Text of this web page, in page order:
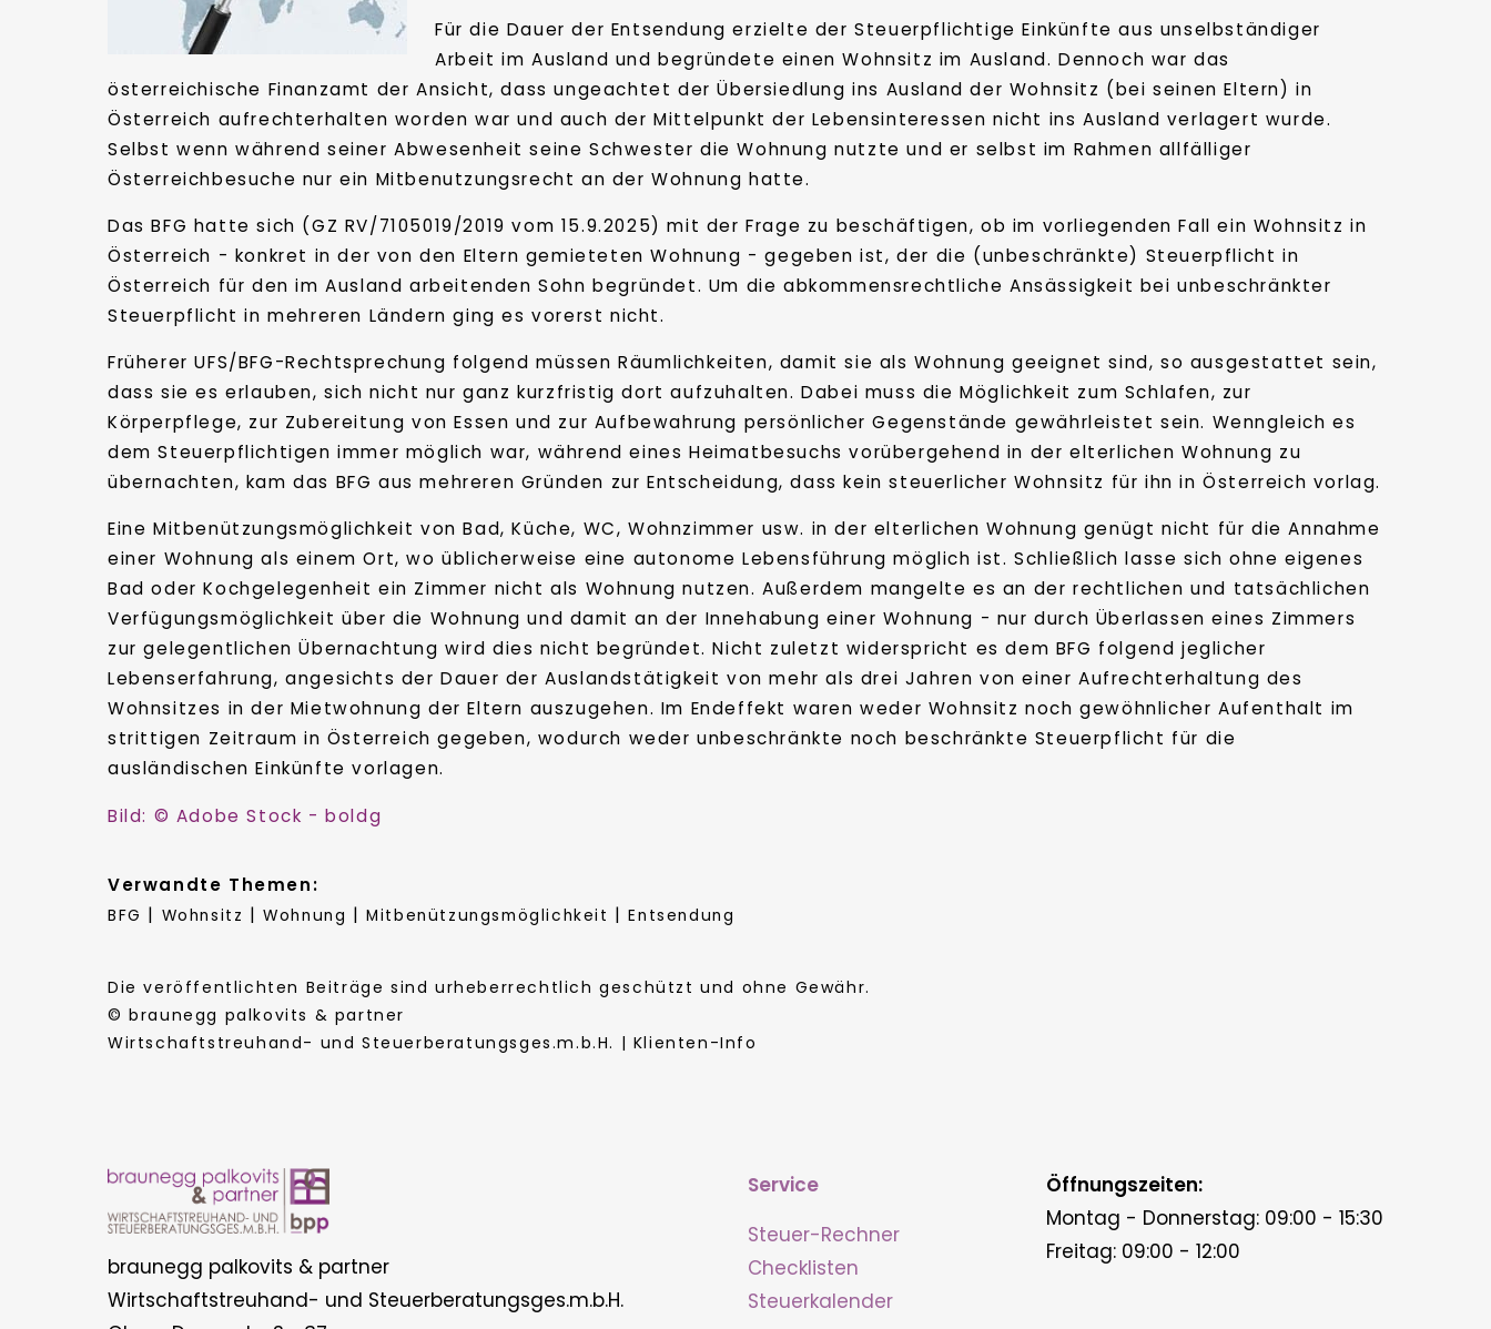
Für die Dauer der Entsendung erzielte der Steuerpflichtige Einkünfte aus unselbständiger
Arbeit im Ausland und begründete einen Wohnsitz im Ausland. Dennoch war das
österreichische Finanzamt der Ansicht, dass ungeachtet der Übersiedlung ins Ausland der Wohnsitz (bei seinen Eltern) in
Österreich aufrechterhalten worden war und auch der Mittelpunkt der Lebensinteressen nicht ins Ausland verlagert wurde.
Selbst wenn während seiner Abwesenheit seine Schwester die Wohnung nutzte und er selbst im Rahmen allfälliger
Österreichbesuche nur ein Mitbenutzungsrecht an der Wohnung hatte.
Das BFG hatte sich (GZ RV/7105019/2019 vom 15.9.2025) mit der Frage zu beschäftigen, ob im vorliegenden Fall ein Wohnsitz in
Österreich - konkret in der von den Eltern gemieteten Wohnung - gegeben ist, der die (unbeschränkte) Steuerpflicht in
Österreich für den im Ausland arbeitenden Sohn begründet. Um die abkommensrechtliche Ansässigkeit bei unbeschränkter
Steuerpflicht in mehreren Ländern ging es vorerst nicht.
Früherer UFS/BFG-Rechtsprechung folgend müssen Räumlichkeiten, damit sie als Wohnung geeignet sind, so ausgestattet sein,
dass sie es erlauben, sich nicht nur ganz kurzfristig dort aufzuhalten. Dabei muss die Möglichkeit zum Schlafen, zur
Körperpflege, zur Zubereitung von Essen und zur Aufbewahrung persönlicher Gegenstände gewährleistet sein. Wenngleich es
dem Steuerpflichtigen immer möglich war, während eines Heimatbesuchs vorübergehend in der elterlichen Wohnung zu
übernachten, kam das BFG aus mehreren Gründen zur Entscheidung, dass kein steuerlicher Wohnsitz für ihn in Österreich vorlag.
Eine Mitbenützungsmöglichkeit von Bad, Küche, WC, Wohnzimmer usw. in der elterlichen Wohnung genügt nicht für die Annahme
einer Wohnung als einem Ort, wo üblicherweise eine autonome Lebensführung möglich ist. Schließlich lasse sich ohne eigenes
Bad oder Kochgelegenheit ein Zimmer nicht als Wohnung nutzen. Außerdem mangelte es an der rechtlichen und tatsächlichen
Verfügungsmöglichkeit über die Wohnung und damit an der Innehabung einer Wohnung - nur durch Überlassen eines Zimmers
zur gelegentlichen Übernachtung wird dies nicht begründet. Nicht zuletzt widerspricht es dem BFG folgend jeglicher
Lebenserfahrung, angesichts der Dauer der Auslandstätigkeit von mehr als drei Jahren von einer Aufrechterhaltung des
Wohnsitzes in der Mietwohnung der Eltern auszugehen. Im Endeffekt waren weder Wohnsitz noch gewöhnlicher Aufenthalt im
strittigen Zeitraum in Österreich gegeben, wodurch weder unbeschränkte noch beschränkte Steuerpflicht für die
ausländischen Einkünfte vorlagen.
Bild: © Adobe Stock - boldg
Verwandte Themen:
BFG | Wohnsitz |Wohnung |Mitbenützungsmöglichkeit |Entsendung
Die veröffentlichten Beiträge sind urheberrechtlich geschützt und ohne Gewähr.
© braunegg palkovits & partner
Wirtschaftstreuhand- und Steuerberatungsges.m.b.H. | Klienten-Info
braunegg palkovits & partner
Wirtschaftstreuhand- und Steuerberatungsges.m.b.H.
Service
Steuer-Rechner
Checklisten
Steuerkalender
Öffnungszeiten:
Montag - Donnerstag: 09:00 - 15:30
Freitag: 09:00 - 12:00